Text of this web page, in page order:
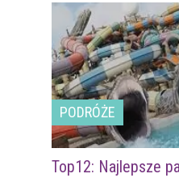
PODRÓŻE
Top12: Najlepsze